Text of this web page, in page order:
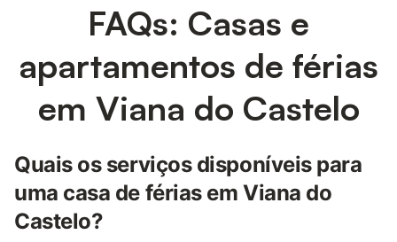
FAQs: Casas e
apartamentos de férias
em Viana do Castelo
Quais os serviços disponíveis para
uma casa de férias em Viana do
Castelo?